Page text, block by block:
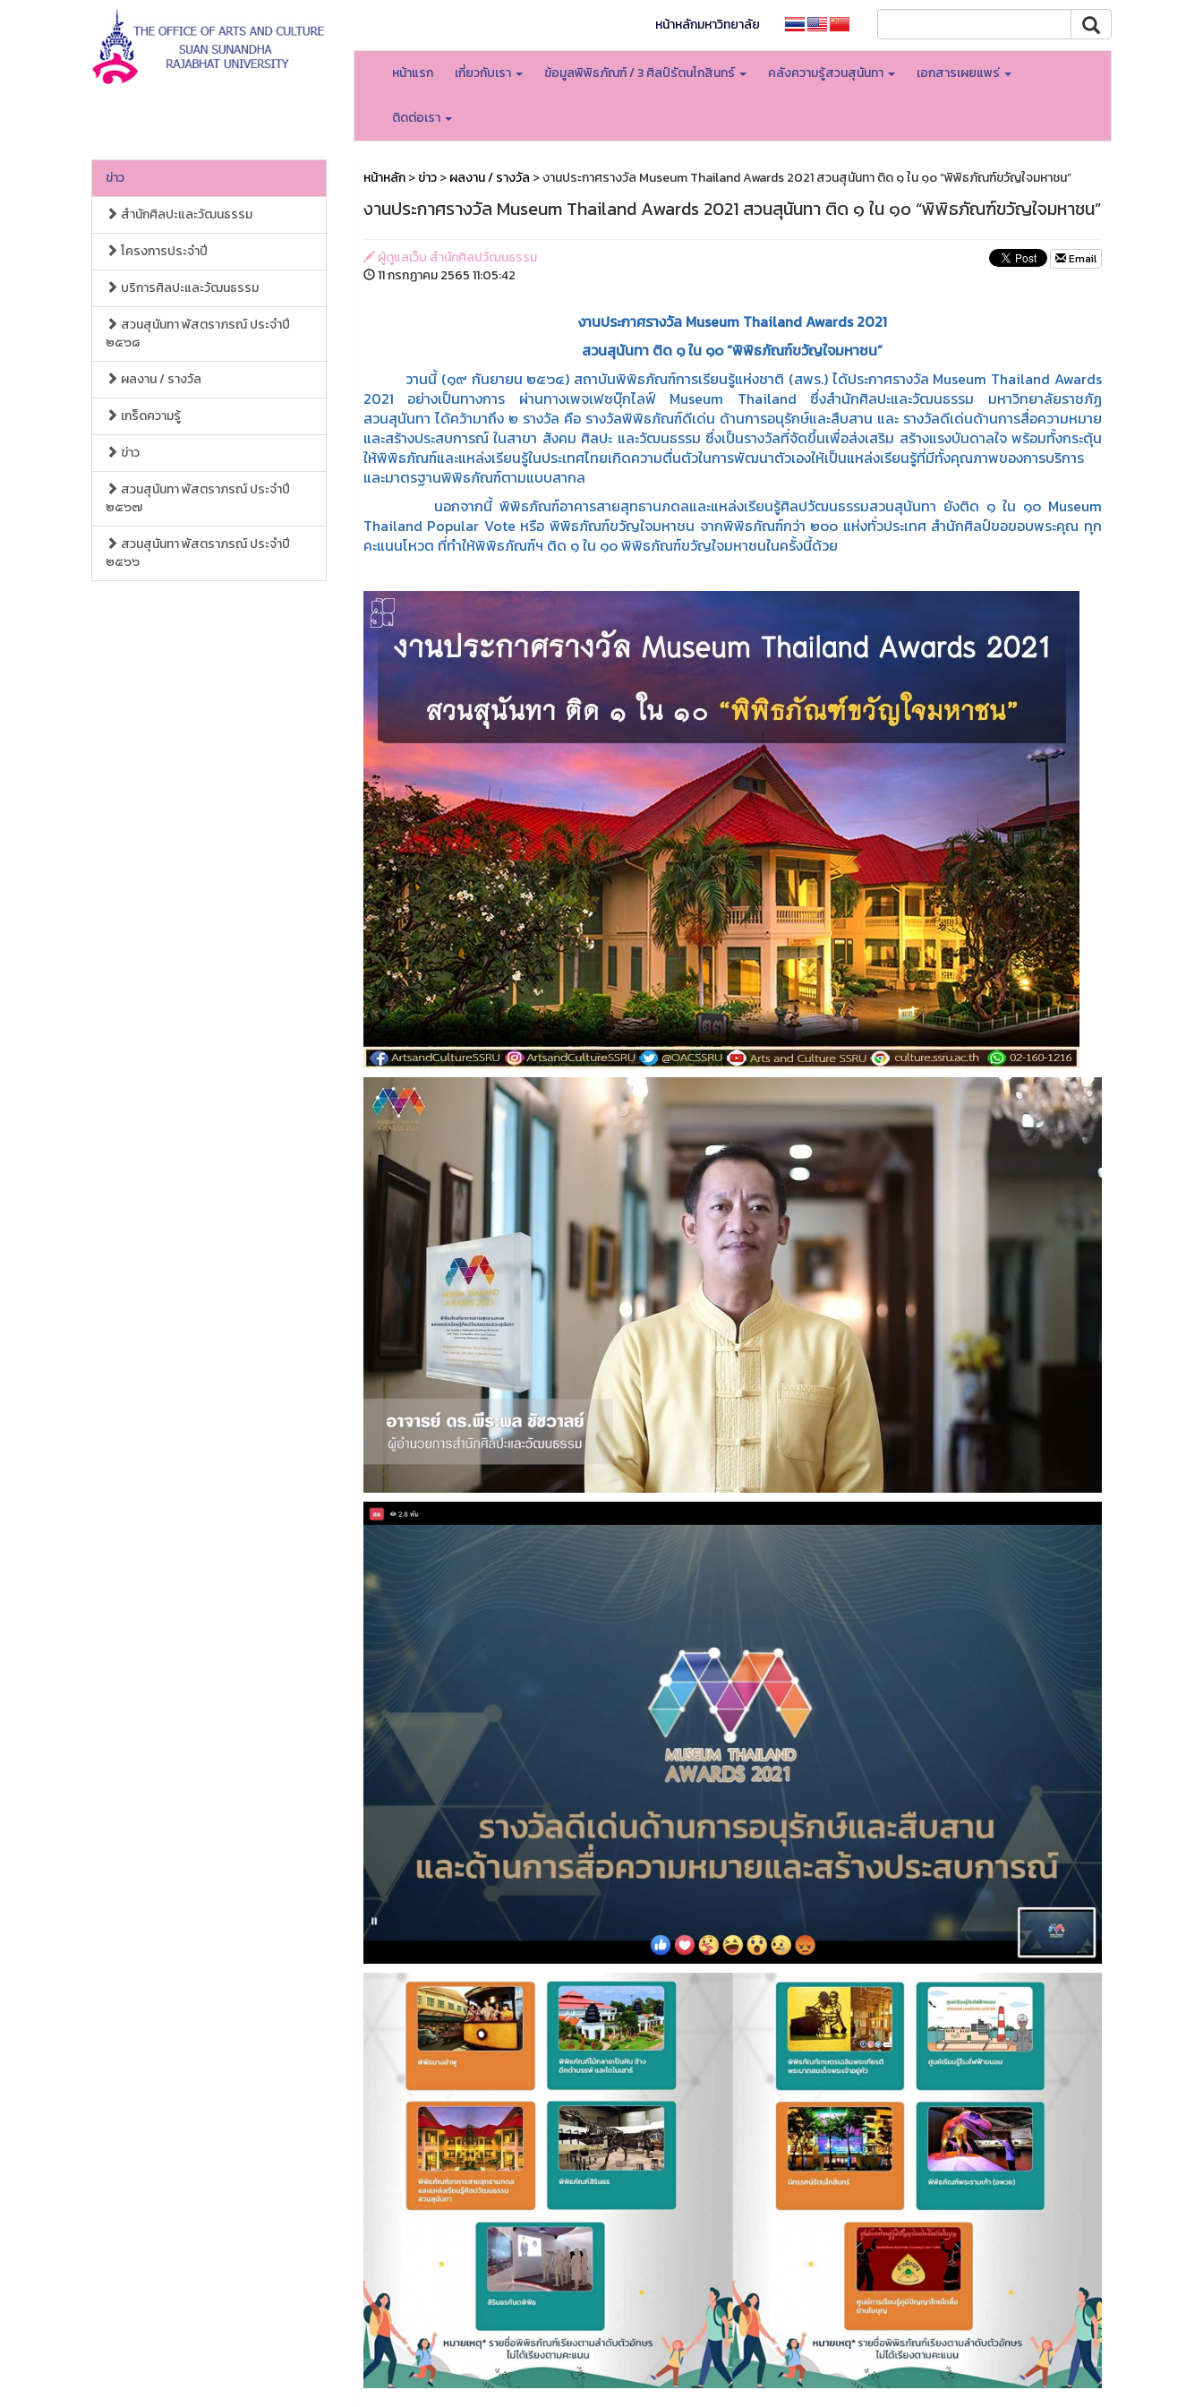
หน้าหลักมหาวิทยาลัย
หน้าแรก เกี่ยวกับเรา ข้อมูลพิพิธภัณฑ์ / 3 ศิลป์รัตนโกสินทร์ คลังความรู้สวนสุนันทา เอกสารเผยแพร่
ติดต่อเรา
ข่าว
สำนักศิลปะและวัฒนธรรม
โครงการประจำปี
บริการศิลปะและวัฒนธรรม
สวนสุนันทา พัสตราภรณ์ ประจำปี
๒๕๖๘
ผลงาน / รางวัล
เกร็ดความรู้
ข่าว
สวนสุนันทา พัสตราภรณ์ ประจำปี
๒๕๖๗
สวนสุนันทา พัสตราภรณ์ ประจำปี
๒๕๖๖
หน้าหลัก>ข่าว>ผลงาน / รางวัล > งานประกาศรางวัล Museum Thailand Awards 2021 สวนสุนันทา ติด ๑ ใน ๑๐ “พิพิธภัณฑ์ขวัญใจมหาชน”
งานประกาศรางวัล Museum Thailand Awards 2021 สวนสุนันทา ติด ๑ ใน ๑๐ “พิพิธภัณฑ์ขวัญใจมหาชน”
ผู้ดูแลเว็บ สำนักศิลปวัฒนธรรม
11 กรกฏาคม 2565 11:05:42
Email
งานประกาศรางวัล Museum Thailand Awards 2021
สวนสุนันทา ติด ๑ ใน ๑๐ “พิพิธภัณฑ์ขวัญใจมหาชน”
วานนี้ (๑๙ กันยายน ๒๕๖๔) สถาบันพิพิธภัณฑ์การเรียนรู้แห่งชาติ (สพร.) ได้ประกาศรางวัล Museum Thailand Awards
2021 อย่างเป็นทางการ ผ่านทางเพจเฟซบุ๊กไลฟ์ Museum Thailand ซึ่งสำนักศิลปะและวัฒนธรรม มหาวิทยาลัยราชภัฏ
สวนสุนันทา ได้คว้ามาถึง ๒ รางวัล คือ รางวัลพิพิธภัณฑ์ดีเด่น ด้านการอนุรักษ์และสืบสาน และ รางวัลดีเด่นด้านการสื่อความหมาย
และสร้างประสบการณ์ ในสาขา สังคม ศิลปะ และวัฒนธรรม ซึ่งเป็นรางวัลที่จัดขึ้นเพื่อส่งเสริม สร้างแรงบันดาลใจ พร้อมทั้งกระตุ้น
ให้พิพิธภัณฑ์และแหล่งเรียนรู้ในประเทศไทยเกิดความตื่นตัวในการพัฒนาตัวเองให้เป็นแหล่งเรียนรู้ที่มีทั้งคุณภาพของการบริการ
และมาตรฐานพิพิธภัณฑ์ตามแบบสากล
นอกจากนี้ พิพิธภัณฑ์อาคารสายสุทธานภดลและแหล่งเรียนรู้ศิลปวัฒนธรรมสวนสุนันทา ยังติด ๑ ใน ๑๐ Museum
Thailand Popular Vote หรือ พิพิธภัณฑ์ขวัญใจมหาชน จากพิพิธภัณฑ์กว่า ๒๐๐ แห่งทั่วประเทศ สำนักศิลป์ขอขอบพระคุณ ทุก
คะแนนโหวต ที่ทำให้พิพิธภัณฑ์ฯ ติด ๑ ใน ๑๐ พิพิธภัณฑ์ขวัญใจมหาชนในครั้งนี้ด้วย